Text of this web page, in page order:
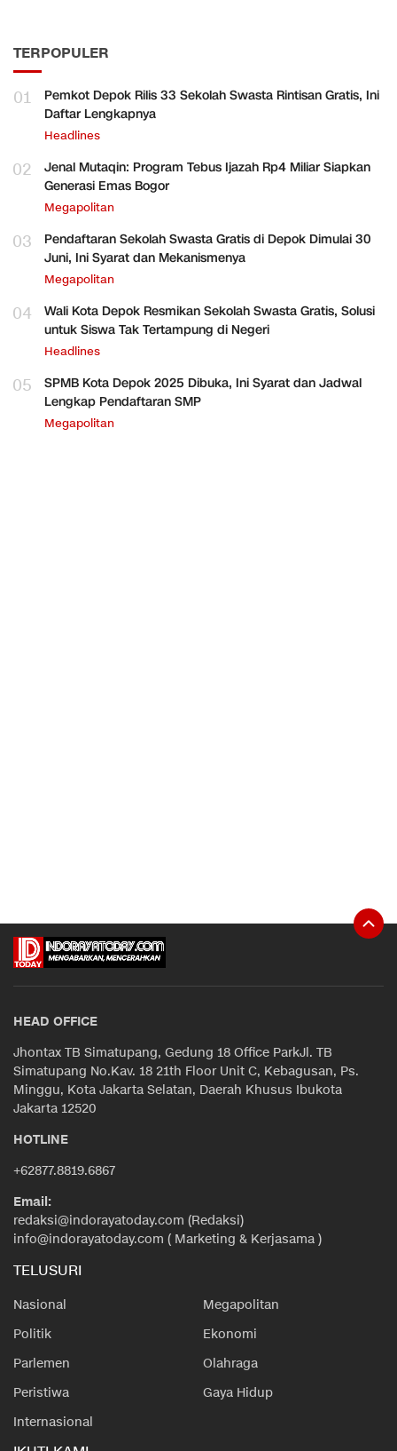
TERPOPULER
01
Pemkot Depok Rilis 33 Sekolah Swasta Rintisan Gratis, Ini
Daftar Lengkapnya
Headlines
02
Jenal Mutaqin: Program Tebus Ijazah Rp4 Miliar Siapkan
Generasi Emas Bogor
Megapolitan
03
Pendaftaran Sekolah Swasta Gratis di Depok Dimulai 30
Juni, Ini Syarat dan Mekanismenya
Megapolitan
04
Wali Kota Depok Resmikan Sekolah Swasta Gratis, Solusi
untuk Siswa Tak Tertampung di Negeri
Headlines
05
SPMB Kota Depok 2025 Dibuka, Ini Syarat dan Jadwal
Lengkap Pendaftaran SMP
Megapolitan
HEAD OFFICE
Jhontax TB Simatupang, Gedung 18 Office ParkJl. TB
Simatupang No.Kav. 18 21th Floor Unit C, Kebagusan, Ps.
Minggu, Kota Jakarta Selatan, Daerah Khusus Ibukota
Jakarta 12520
HOTLINE
+62877.8819.6867
Email:
redaksi@indorayatoday.com (Redaksi)
info@indorayatoday.com ( Marketing & Kerjasama )
TELUSURI
Nasional
Megapolitan
Politik
Ekonomi
Parlemen
Olahraga
Peristiwa
Gaya Hidup
Internasional